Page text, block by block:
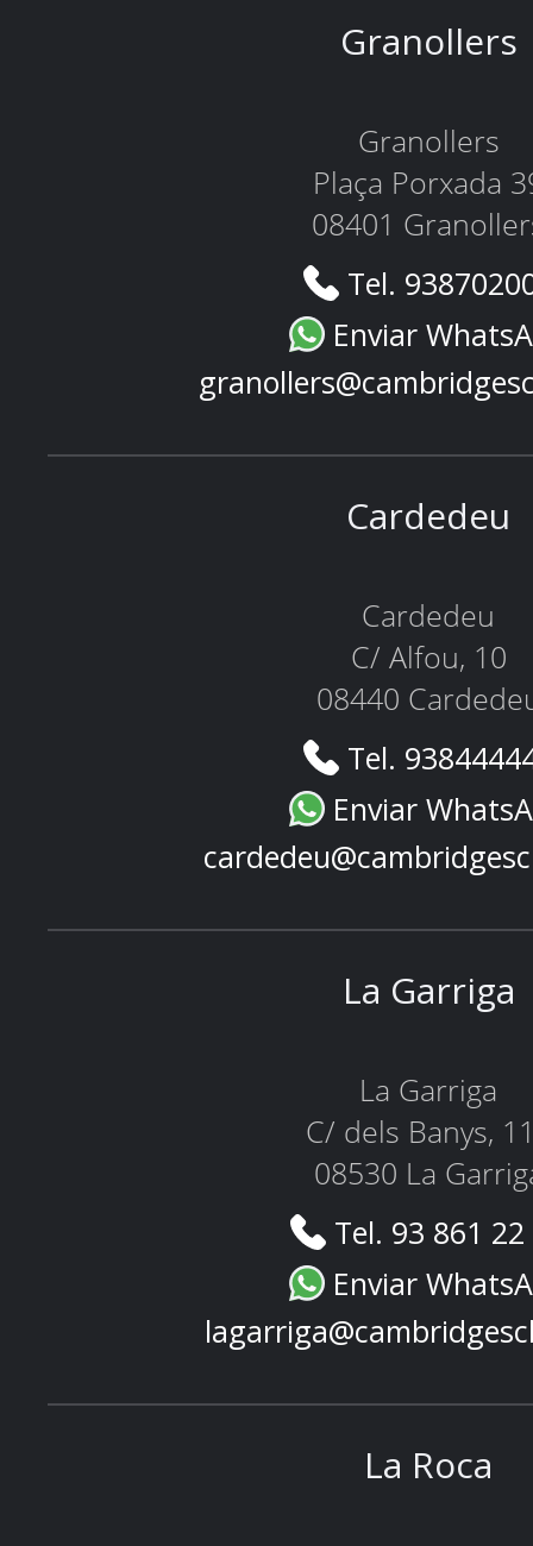
Granollers
Granollers
Plaça Porxada
08401
Tel.
Enviar
Cardedeu
Cardedeu
C/ Alfou, 10
08440
Tel.
Enviar
La Garriga
La Garriga
C/ dels Banys,
08530 La
Tel. 93 861
Enviar
La Roca